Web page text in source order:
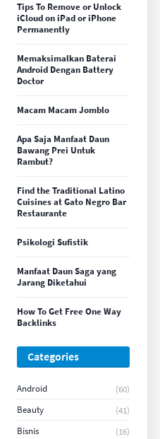
Tips To Remove or Unlock
iCloud on iPad or iPhone
Permanently
Memaksimalkan Baterai
Android Dengan Battery
Doctor
Macam Macam Jomblo
Apa Saja Manfaat Daun
Bawang Prei Untuk
Rambut?
Find the Traditional Latino
Cuisines at Gato Negro Bar
Restaurante
Psikologi Sufistik
Manfaat Daun Saga yang
Jarang Diketahui
How To Get Free One Way
Backlinks
Categories
Android
(60)
Beauty
(41)
Bisnis
(16)